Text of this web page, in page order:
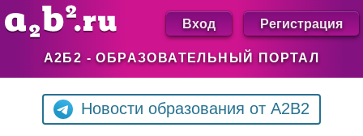
А2Б2 - ОБРАЗОВАТЕЛЬНЫЙ ПОРТАЛ
Вход Регистрация
Новости образования от A2B2